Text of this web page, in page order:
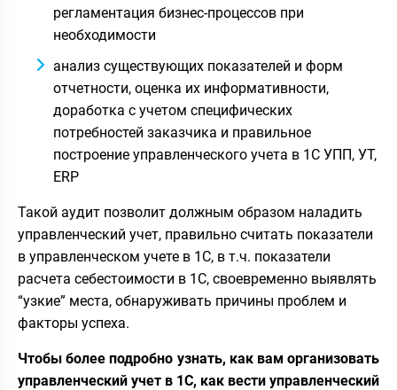
регламентация бизнес-процессов при
необходимости
анализ существующих показателей и форм
отчетности, оценка их информативности,
доработка с учетом специфических
потребностей заказчика и правильное
построение управленческого учета в 1С УПП, УТ,
ERP
Такой аудит позволит должным образом наладить
управленческий учет, правильно считать показатели
в управленческом учете в 1С, в т.ч. показатели
расчета себестоимости в 1С, своевременно выявлять
“узкие” места, обнаруживать причины проблем и
факторы успеха.
Чтобы более подробно узнать, как вам организовать
управленческий учет в 1С, как вести управленческий